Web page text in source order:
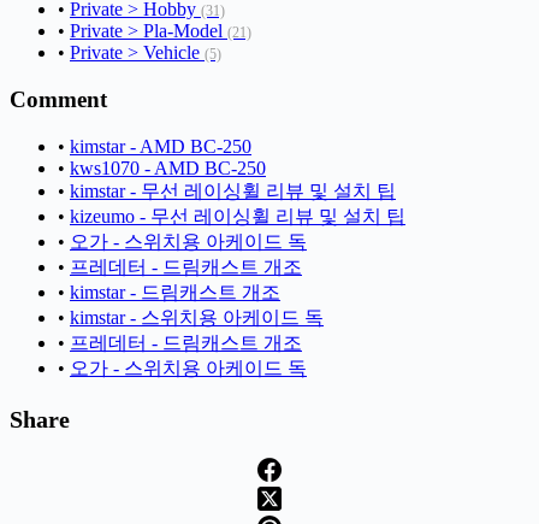
• Private > Hobby (31)
• Private > Pla-Model (21)
• Private > Vehicle (5)
Comment
• kimstar - AMD BC-250
• kws1070 - AMD BC-250
• kimstar - 무선 레이싱휠 리뷰 및 설치 팁
• kizeumo - 무선 레이싱휠 리뷰 및 설치 팁
• 오가 - 스위치용 아케이드 독
• 프레데터 - 드림캐스트 개조
• kimstar - 드림캐스트 개조
• kimstar - 스위치용 아케이드 독
• 프레데터 - 드림캐스트 개조
• 오가 - 스위치용 아케이드 독
Share